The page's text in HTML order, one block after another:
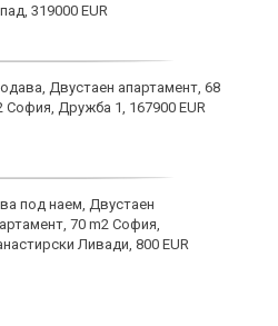
319000 EUR
Двустаен апартамент, 68
София, Дружба 1, 167900 EUR
под наем, Двустаен
70 m2 София,
Ливади, 800 EUR